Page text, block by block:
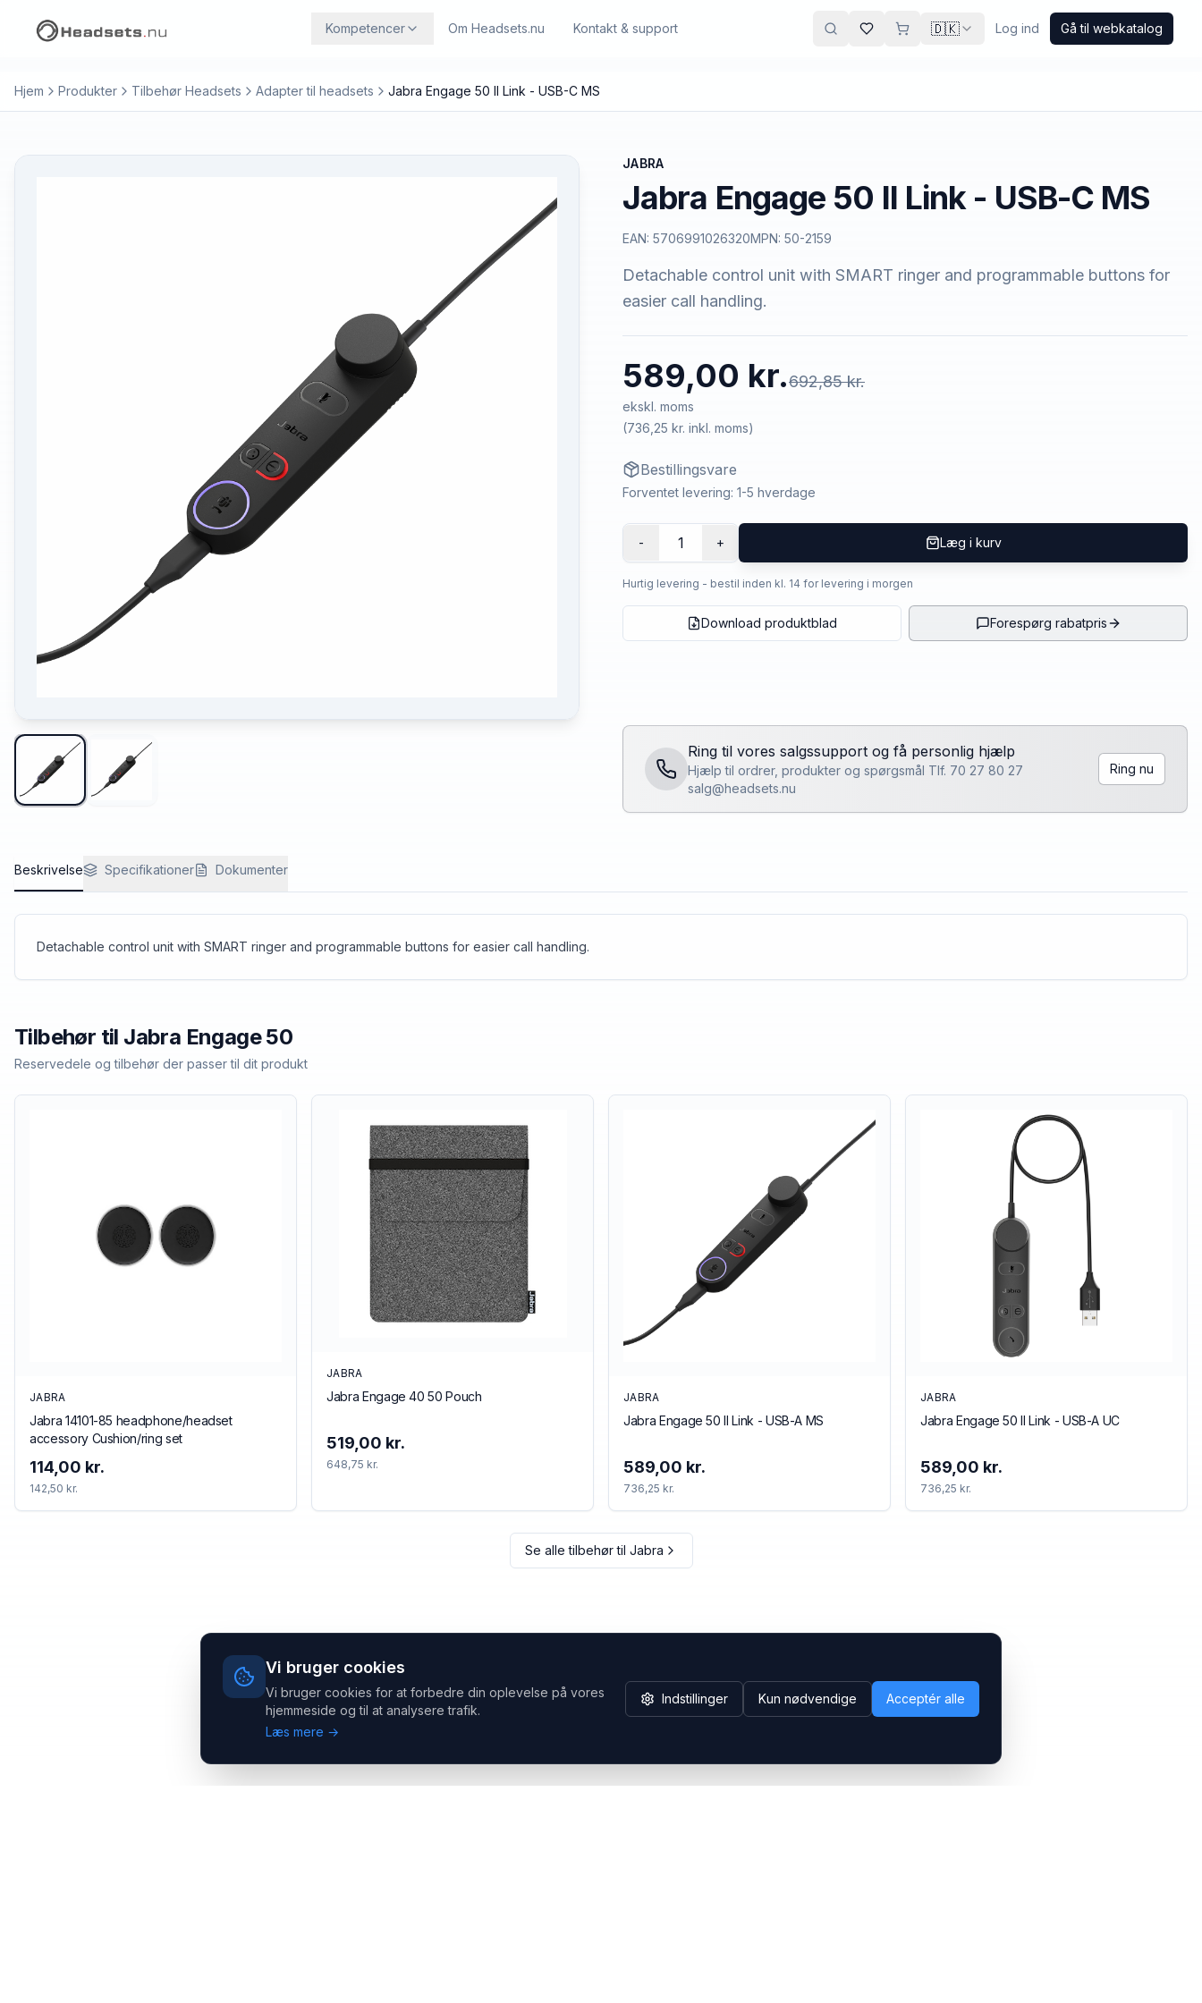
Vi bruger cookies
Vi bruger cookies for at forbedre din oplevelse på vores
hjemmeside og til at analysere trafik.
Læs mere →
Indstillinger Kun nødvendige Acceptér alle
Kompetencer Om Headsets.nu Kontakt & support 🇩🇰 Log ind Gå til webkatalog
Hjem Produkter Tilbehør Headsets Adapter til headsets Jabra Engage 50 II Link - USB-C MS
JABRA
Jabra Engage 50 II Link - USB-C MS
EAN: 5706991026320MPN: 50-2159
Detachable control unit with SMART ringer and programmable buttons for
easier call handling.
589,00 kr.692,85 kr.
ekskl. moms
(736,25 kr. inkl. moms)
Bestillingsvare
Forventet levering: 1-5 hverdage
- 1 + Læg i kurv
Hurtig levering - bestil inden kl. 14 for levering i morgen
Download produktblad Forespørg rabatpris
Ring til vores salgssupport og få personlig hjælp
Hjælp til ordrer, produkter og spørgsmål Tlf. 70 27 80 27
salg@headsets.nu
Ring nu
Beskrivelse Specifikationer Dokumenter
Detachable control unit with SMART ringer and programmable buttons for easier call handling.
Tilbehør til Jabra Engage 50
Reservedele og tilbehør der passer til dit produkt
JABRA
Jabra 14101-85 headphone/headset
accessory Cushion/ring set
114,00 kr.
142,50 kr.
JABRA
Jabra Engage 40 50 Pouch
519,00 kr.
648,75 kr.
JABRA
Jabra Engage 50 II Link - USB-A MS
589,00 kr.
736,25 kr.
JABRA
Jabra Engage 50 II Link - USB-A UC
589,00 kr.
736,25 kr.
Se alle tilbehør til Jabra